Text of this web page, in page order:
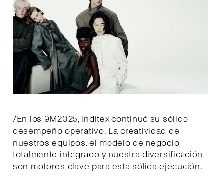
/En los 9M2025, Inditex continuó su sólido
desempeño operativo. La creatividad de
nuestros equipos, el modelo de negocio
totalmente integrado y nuestra diversificación
son motores clave para esta sólida ejecución.